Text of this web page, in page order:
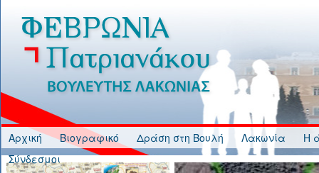
Αρχική Βιογραφικό Δράση στη Βουλή Λακωνία
Η
Σύνδεσμοι